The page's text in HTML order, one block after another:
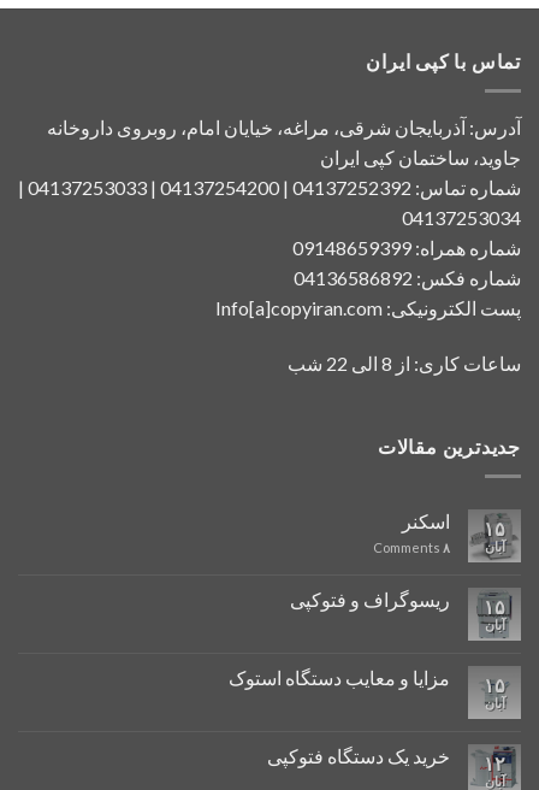
تماس با کپی ایران
آدرس: آذربایجان شرقی، مراغه، خیایان امام، روبروی داروخانه
جاوید، ساختمان کپی ایران
شماره تماس: 04137252392 | 04137254200 | 04137253033 |
04137253034
شماره همراه: 09148659399
شماره فکس: 04136586892
پست الکترونیکی: Info[a]copyiran.com
ساعات کاری: از 8 الی 22 شب
جدیدترین مقالات
۱۵
آبان
اسکنر
۸
۱۵
آبان
ریسوگراف و فتوکپی
۱۵
آبان
مزایا و معایب دستگاه استوک
۱۲
آبان
خرید یک دستگاه فتوکپی